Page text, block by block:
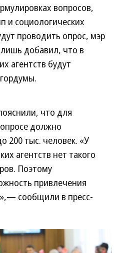
вопросов,
и социологических
проводить опрос, мэр
добавил, что в
агентств будут
что для
должно
200 тыс. человек. «У
агентств нет такого
Поэтому
привлечения
сообщили в пресс-